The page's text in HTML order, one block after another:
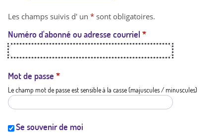
t
a
t
i
Les champs suivis d' un * sont obligatoires.
Numéro d'abonné ou adresse courriel *
Mot de passe *
Le champ mot de passe est sensible à la casse (majuscules / minuscules)
Se souvenir de moi